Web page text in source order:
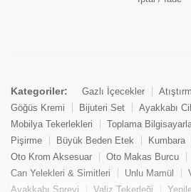
Kategoriler: Gazlı İçecekler
Göğüs Kremi
Bijuteri Set
Ayakkabı
Mobilya Tekerlekleri
Toplama
Pişirme
Büyük Beden Etek Kumbara
Oto Krom Aksesuar
Oto Makas Burcu
Can Yelekleri & Simitleri
Unlu Mamül
Ayakkabı Spreyi
Valiz Tekerleği